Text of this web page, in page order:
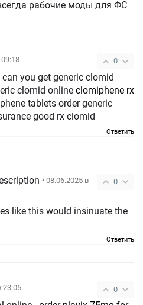
рабочие моды для ФС
0
09:18
you get generic clomid
clomid online clomiphene rx
tablets order generic
good rx clomid
Ответить
0
• 08.06.2025 в
like this would insinuate the
Ответить
0
23:05